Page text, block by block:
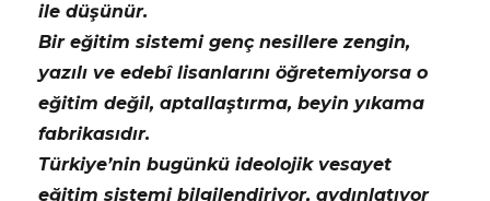
ile düşünür.
Bir eğitim sistemi genç nesillere zengin,
yazılı ve edebî lisanlarını öğretemiyorsa o
eğitim değil, aptallaştırma, beyin yıkama
fabrikasıdır.
Türkiye’nin bugünkü ideolojik vesayet
eğitim sistemi bilgilendiriyor, aydınlatıyor